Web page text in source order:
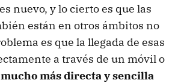
nuevo, y lo cierto es que las
están en otros ámbitos no
es que la llegada de esas
a través de un móvil o
más directa y sencilla